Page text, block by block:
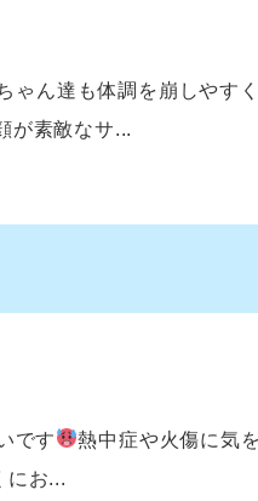
ん達も体調を崩しやす
が素敵なサ...
です
熱中症や火傷に気
にお...